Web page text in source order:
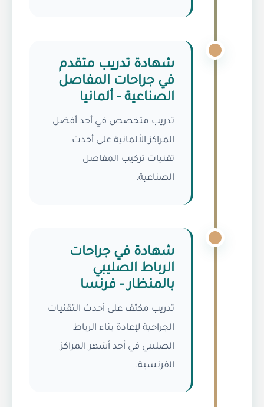
شهادة تدريب متقدم
في جراحات المفاصل
الصناعية - ألمانيا
تدريب متخصص في أحد أفضل
المراكز الألمانية على أحدث
تقنيات تركيب المفاصل
الصناعية.
شهادة في جراحات
الرباط الصليبي
بالمنظار - فرنسا
تدريب مكثف على أحدث التقنيات
الجراحية لإعادة بناء الرباط
الصليبي في أحد أشهر المراكز
الفرنسية.